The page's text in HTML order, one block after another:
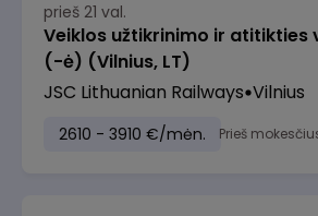
prieš 21 val.
Veiklos užtikrinimo ir atitikties
(-ė) (Vilnius, LT)
JSC Lithuanian Railways Vilnius
2610 - 3910 €/mėn. Prieš